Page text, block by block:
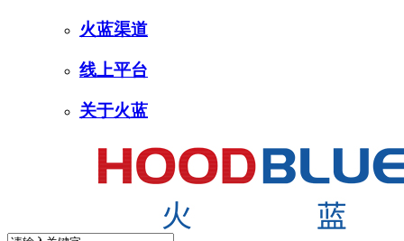
火蓝渠道
线上平台
关于火蓝